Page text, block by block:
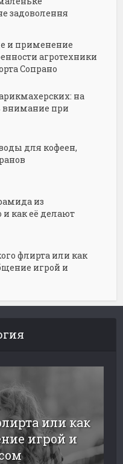
задоволення
и применение
агротехники
Сопрано
на
внимание при
для кофеен,
из
как её делают
флирта или как
игрой и
или как
игрой и